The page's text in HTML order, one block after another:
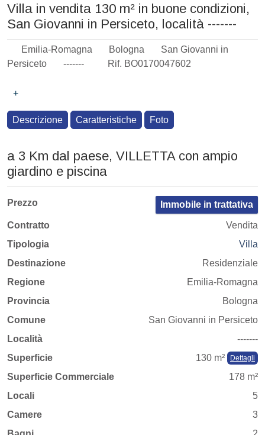
Villa in vendita 130 m² in buone condizioni,
San Giovanni in Persiceto, località -------
Emilia-Romagna Bologna
San Giovanni in
Persiceto
------- Rif. BO0170047602
+
Descrizione Caratteristiche Foto
a 3 Km dal paese, VILLETTA con ampio
giardino e piscina
Prezzo Immobile in trattativa
Contratto
Vendita
Tipologia
Villa
Destinazione
Residenziale
Regione
Emilia-Romagna
Provincia
Bologna
Comune
San Giovanni in Persiceto
Località
-------
Superficie
130 m² Dettagli
Superficie Commerciale
178 m²
Locali
5
Camere
3